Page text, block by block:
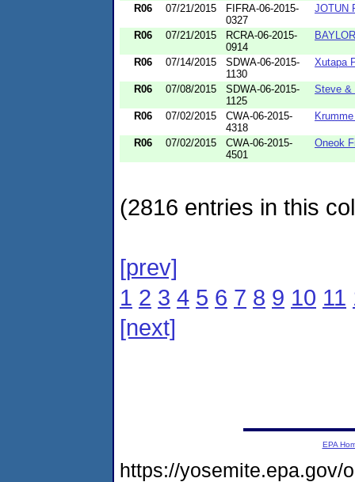
R06 07/21/2015
FIFRA-06-2015-
0327
JOTUN
R06 07/21/2015
RCRA-06-2015-
0914
R06 07/14/2015
SDWA-06-2015-
1130
Xutapa
R06 07/08/2015
SDWA-06-2015-
1125
Steve &
R06 07/02/2015
CWA-06-2015-
4318
R06 07/02/2015
CWA-06-2015-
4501
Oneok
(2816 entries in this
[prev]
1 2 3 4 5 6 7 8 9 10 11
[next]
EPA
https://yosemite.epa.gov/